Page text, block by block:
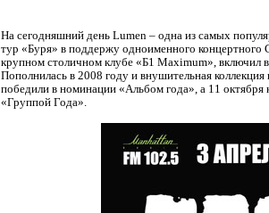
На сегодняшний день Lumen – одна из самых
тур «Буря» в поддержу одноименного концертного
крупном столичном клубе «Б1 Maximum», включил
Пополнилась в 2008 году и внушительная
победили в номинации «Альбом года», а 11 октября
«Группой Года».